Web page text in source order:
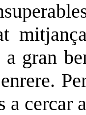
a gran
a cercar